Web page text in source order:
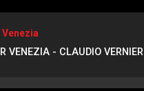
Venezia
VENEZIA - CLAUDIO VERNIER